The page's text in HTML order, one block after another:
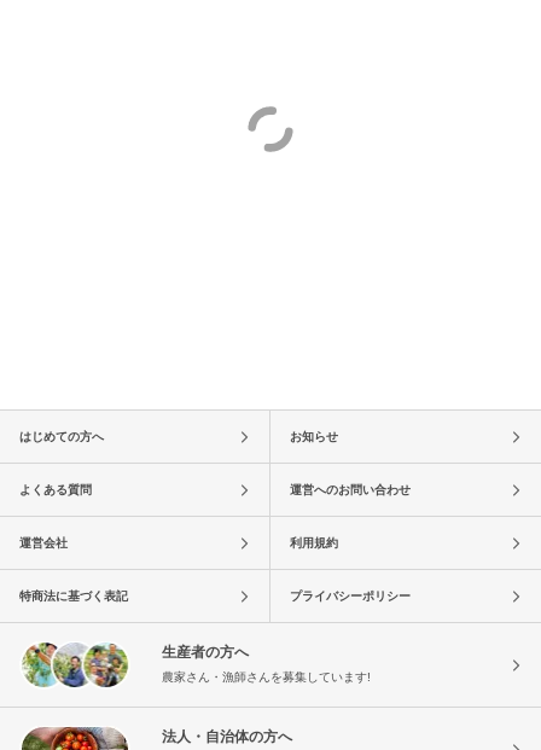
はじめての方へ お知らせ
よくある質問 運営へのお問い合わせ
運営会社 利用規約
特商法に基づく表記 プライバシーポリシー
生産者の方へ
農家さん・漁師さんを募集しています!
法人・自治体の方へ